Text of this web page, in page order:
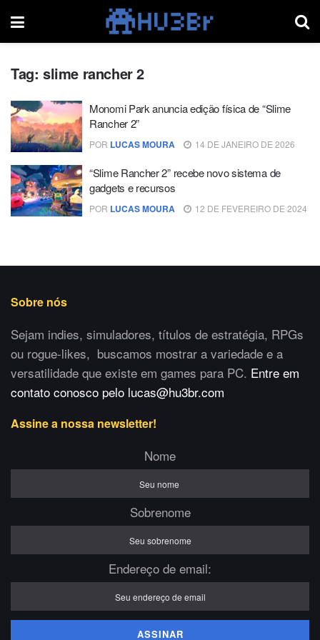
Tag: slime rancher 2
Monomi Park anuncia edição física de “Slime
Rancher 2”
POR LUCAS MOURA 14 DE JANEIRO DE 2026
“Slime Rancher 2” recebe novo sistema de
gadgets e recursos
POR LUCAS MOURA 12 DE FEVEREIRO DE 2024
Sobre nós
Sejam indies, simuladores, títulos de estratégia, RPGs
ou rogue-likes, buscamos mostrar a variedade e a
versatilidade que existe em games para PC. Entre em
contato conosco pelo lucas@hu3br.com
Assine a nossa newsletter!
Nome
Sobrenome
Endereço de email: